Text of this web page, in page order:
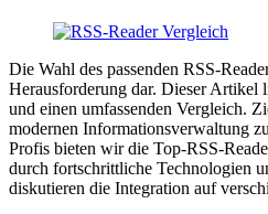
Die Wahl des passenden RSS-
Herausforderung dar. Dieser Artikel
und einen umfassenden Vergleich.
modernen Informationsverwaltung
Profis bieten wir die Top-RSS-
durch fortschrittliche Technologien
diskutieren die Integration auf